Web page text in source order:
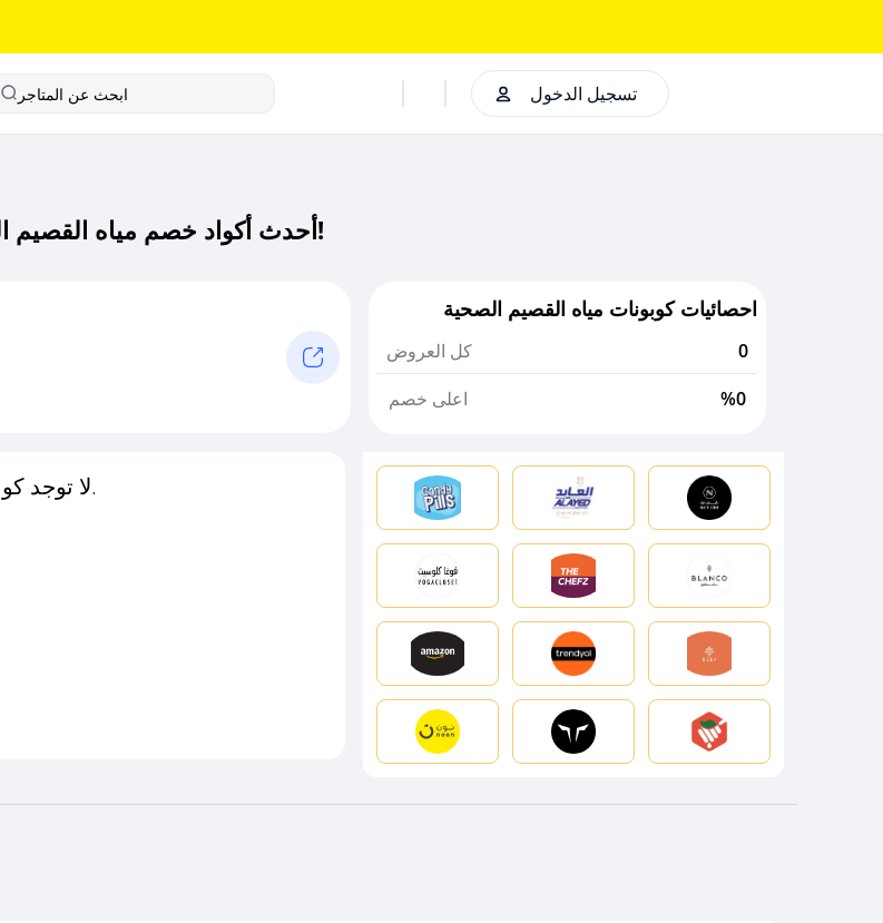
ابحث عن المتاجر تسجيل الدخول
أحدث أكواد خصم مياه القصيم الصحية كود خصم حصري لـ مياه القصيم الصحية الآن!
احصائيات كوبونات مياه القصيم الصحية
كل العروض
0
اعلى خصم
%0
لا توجد كوبونات متاحة لـهذا المتجر حاليًا.